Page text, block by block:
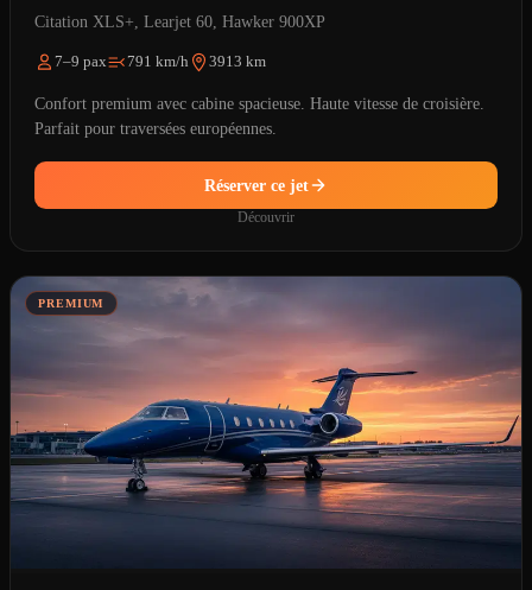
Citation XLS+, Learjet 60, Hawker 900XP
7–9 pax 791 km/h 3913 km
Confort premium avec cabine spacieuse. Haute vitesse de croisière.
Parfait pour traversées européennes.
Réserver ce jet
Découvrir
PREMIUM